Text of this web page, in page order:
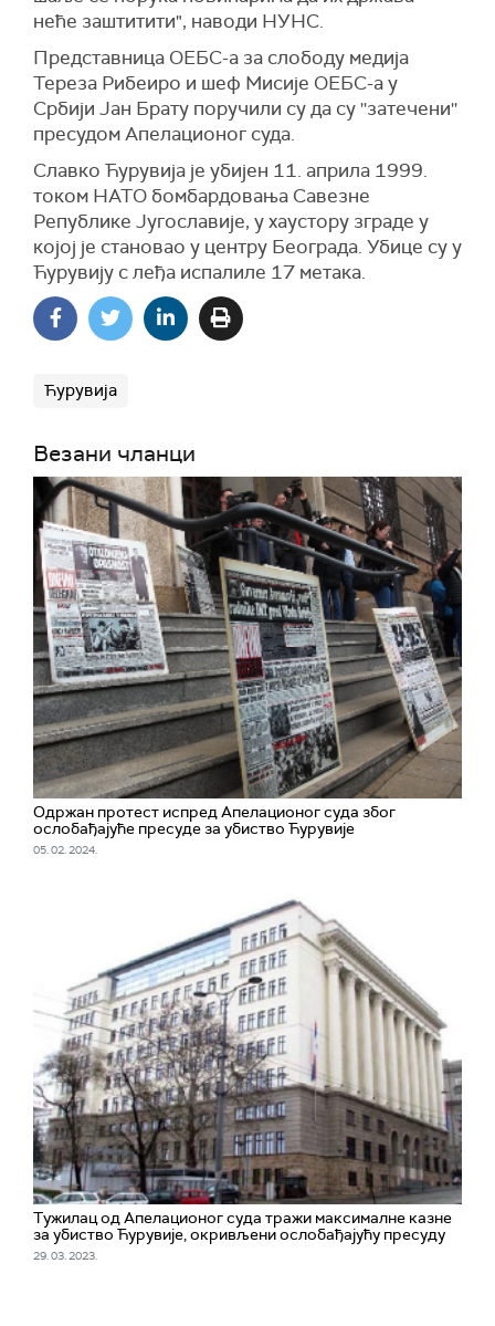
неће заштитити", наводи НУНС.
Представница ОЕБС-а за слободу медија
Тереза Рибеиро и шеф Мисије ОЕБС-а у
Србији Јан Брату поручили су да су ''затечени''
пресудом Апелационог суда.
Славко Ћурувија је убијен 11. априла 1999.
током НАТО бомбардовања Савезне
Републике Југославије, у хаустору зграде у
којој је становао у центру Београда. Убице су у
Ћурувију с леђа испалиле 17 метака.
Ћурувија
Везани чланци
Одржан протест испред Апелационог суда због
ослобађајуће пресуде за убиство Ћурувије
05. 02. 2024.
Тужилац од Апелационог суда тражи максималне казне
за убиство Ћурувије, окривљени ослобађајућу пресуду
29. 03. 2023.